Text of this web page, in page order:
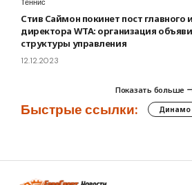
Теннис
Стив Саймон покинет пост главного
директора WTA: организация
структуры управления
12.12.2023
Показать больше
Быстрые ссылки: Динамо